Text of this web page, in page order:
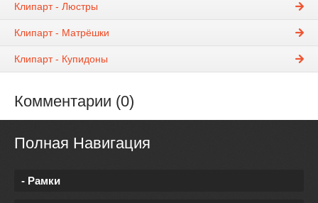
Клипарт - Люстры
Клипарт - Матрёшки
Клипарт - Купидоны
Комментарии (0)
Полная Навигация
- Рамки